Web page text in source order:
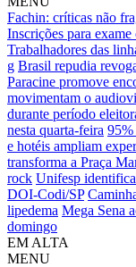
Fachin: críticas não
Inscrições para
Trabalhadores das
g Brasil repudia
Paracine promove
movimentam o
durante período
nesta quarta-feira 95%
e hotéis ampliam
transforma a Praça
rock Unifesp
DOI-Codi/SP
lipedema Mega Sena
domingo
EM ALTA
MENU